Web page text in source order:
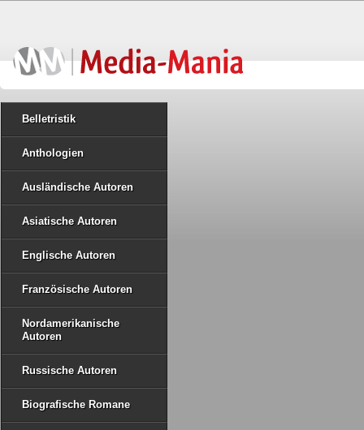
Belletristik
Anthologien
Ausländische Autoren
Asiatische Autoren
Englische Autoren
Französische Autoren
Nordamerikanische
Autoren
Russische Autoren
Biografische Romane